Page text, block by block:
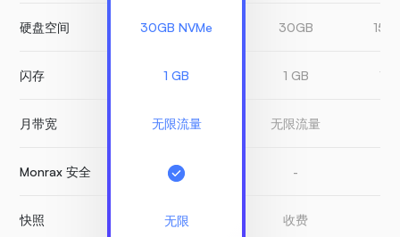
硬盘空间
闪存
月带宽
Monrax 安全
快照
30GB NVMe
1 GB
无限流量
无限
30GB
1 GB
无限流量
-
收费
1